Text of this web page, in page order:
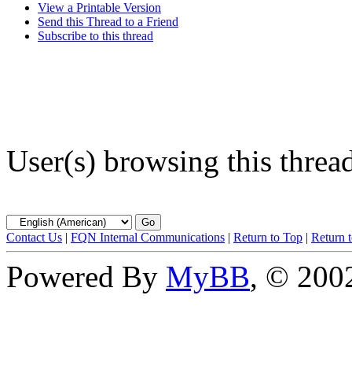
View a Printable Version
Send this Thread to a Friend
Subscribe to this thread
User(s) browsing this
Contact Us | FQN Internal Communications | Return to Top | Return
Powered By MyBB, ©